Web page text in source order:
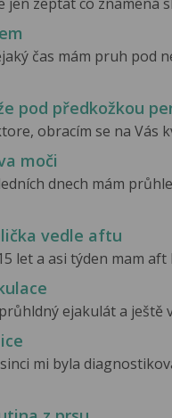
čas mám pruh pod
pod předkožkou
obracím se na Vás
moči
dnech mám
vedle aftu
let a asi týden mam
ejakulát a ještě
mi byla